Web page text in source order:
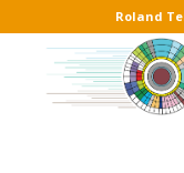
Roland